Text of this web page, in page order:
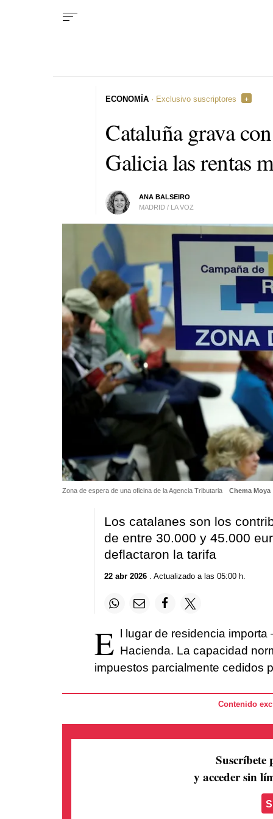
Cataluña grava
Galicia las rentas
ANA BALSEIRO
MADRID / LA VOZ
ECONOMÍA · Exclusivo suscriptores
Zona de espera de una oficina de la Agencia Tributaria Chema Moya
Los catalanes son los
de entre 30.000 y 45.000
deflactaron la tarifa
22 abr 2026. Actualizado a las 05:00 h.
E
l lugar de residencia
Hacienda. La capacidad
impuestos parcialmente cedidos
Contenido
Suscríbete
y acceder sin